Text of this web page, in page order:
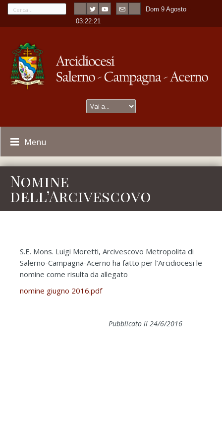
Dom 9 Agosto
-03:22:21
Menu
Nomine
dell’Arcivescovo
S.E. Mons. Luigi Moretti, Arcivescovo Metropolita di
Salerno-Campagna-Acerno ha fatto per l’Arcidiocesi le
nomine come risulta da allegato
nomine giugno 2016.pdf
Pubblicato il 24/6/2016